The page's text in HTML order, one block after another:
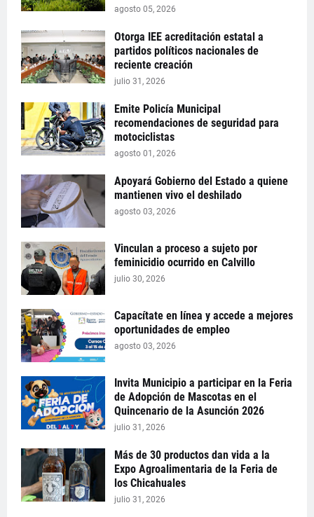
agosto 05, 2026
Otorga IEE acreditación estatal a
partidos políticos nacionales de
reciente creación
julio 31, 2026
Emite Policía Municipal
recomendaciones de seguridad para
motociclistas
agosto 01, 2026
Apoyará Gobierno del Estado a quiene
mantienen vivo el deshilado
agosto 03, 2026
Vinculan a proceso a sujeto por
feminicidio ocurrido en Calvillo
julio 30, 2026
Capacítate en línea y accede a mejores
oportunidades de empleo
agosto 03, 2026
Invita Municipio a participar en la Feria
de Adopción de Mascotas en el
Quincenario de la Asunción 2026
julio 31, 2026
Más de 30 productos dan vida a la
Expo Agroalimentaria de la Feria de
los Chicahuales
julio 31, 2026